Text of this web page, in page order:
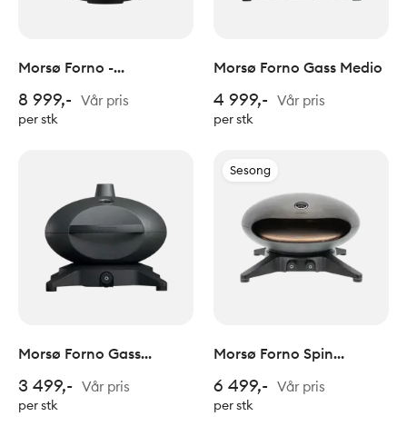
Morsø Forno -
8 999,- Vår pris
per stk
Morsø Forno Gass Medio
4 999,- Vår pris
per stk
Morsø Forno Gass
3 499,- Vår pris
per stk
Sesong
Morsø Forno Spin
6 499,- Vår pris
per stk